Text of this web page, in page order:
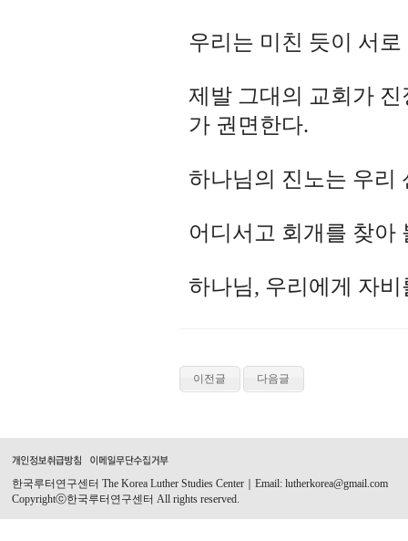
우리는 미친 듯이 서
제발 그대의 교회가
가 권면한다.
하나님의 진노는 우리
어디서고 회개를 찾아
하나님, 우리에게 자
이전글 다음글
한국루터연구센터 The Korea Luther Studies Center｜Email: lutherkorea@gmail.com
Copyrightⓒ한국루터연구센터 All rights reserved.